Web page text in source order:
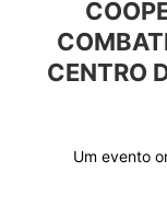
CENTRO
Um evento